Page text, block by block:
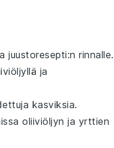
juustoresepti:n rinnalle.
ja
kasviksia.
oliiviöljyn ja yrttien